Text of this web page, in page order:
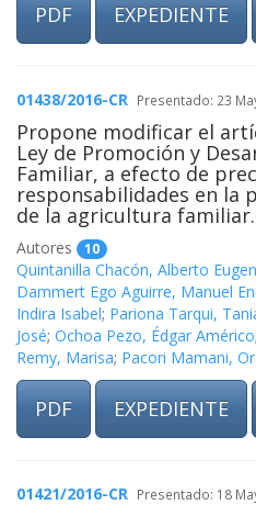
PDF EXPEDIENTE
01438/2016-CR Presentado: 23
Propone modificar el
Ley de Promoción y
Familiar, a efecto de
responsabilidades en la
de la agricultura familiar.
Autores 10
Quintanilla Chacón, Alberto
Dammert Ego Aguirre, Manuel
Indira Isabel; Pariona Tarqui,
José; Ochoa Pezo, Édgar Américo;
Remy, Marisa; Pacori Mamani,
PDF EXPEDIENTE
01421/2016-CR Presentado: 18